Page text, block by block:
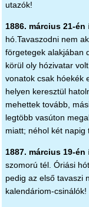
utazók!
1886. március 21-én
hó.Tavaszodni nem
förgetegek alakjában
körül oly hózivatar
vonatok csak hóekék
helyen keresztül
mehettek tovább,
legtöbb vasúton
miatt; néhol két napig
1887. március 19-én
szomorú tél. Óriási
pedig az első tavaszi
kalendáriom-csinálók!